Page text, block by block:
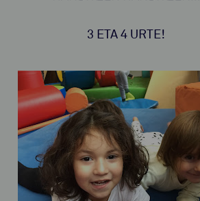
3 ETA 4 URTE!